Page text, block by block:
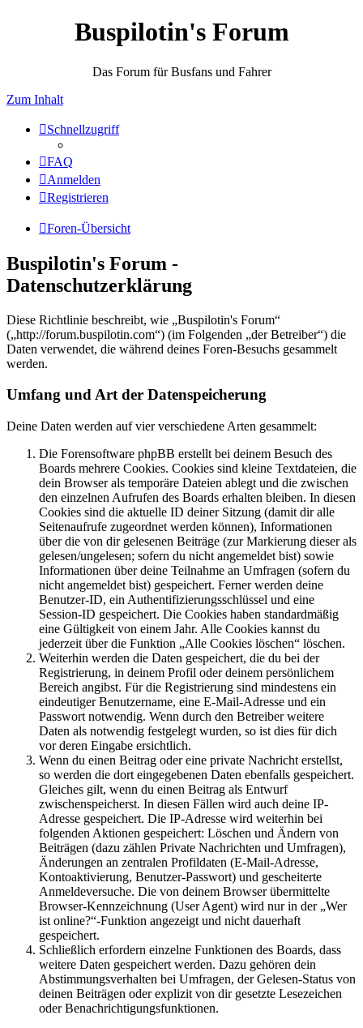
Buspilotin's Forum
Das Forum für Busfans und Fahrer
Zum Inhalt
Schnellzugriff
FAQ
Anmelden
Registrieren
Foren-Übersicht
Buspilotin's Forum -
Datenschutzerklärung
Diese Richtlinie beschreibt, wie „Buspilotin's Forum“
(„http://forum.buspilotin.com“) (im Folgenden „der Betreiber“) die
Daten verwendet, die während deines Foren-Besuchs gesammelt
werden.
Umfang und Art der Datenspeicherung
Deine Daten werden auf vier verschiedene Arten gesammelt:
Die Forensoftware phpBB erstellt bei deinem Besuch des
Boards mehrere Cookies. Cookies sind kleine Textdateien, die
dein Browser als temporäre Dateien ablegt und die zwischen
den einzelnen Aufrufen des Boards erhalten bleiben. In diesen
Cookies sind die aktuelle ID deiner Sitzung (damit dir alle
Seitenaufrufe zugeordnet werden können), Informationen
über die von dir gelesenen Beiträge (zur Markierung dieser als
gelesen/ungelesen; sofern du nicht angemeldet bist) sowie
Informationen über deine Teilnahme an Umfragen (sofern du
nicht angemeldet bist) gespeichert. Ferner werden deine
Benutzer-ID, ein Authentifizierungsschlüssel und eine
Session-ID gespeichert. Die Cookies haben standardmäßig
eine Gültigkeit von einem Jahr. Alle Cookies kannst du
jederzeit über die Funktion „Alle Cookies löschen“ löschen.
Weiterhin werden die Daten gespeichert, die du bei der
Registrierung, in deinem Profil oder deinem persönlichem
Bereich angibst. Für die Registrierung sind mindestens ein
eindeutiger Benutzername, eine E-Mail-Adresse und ein
Passwort notwendig. Wenn durch den Betreiber weitere
Daten als notwendig festgelegt wurden, so ist dies für dich
vor deren Eingabe ersichtlich.
Wenn du einen Beitrag oder eine private Nachricht erstellst,
so werden die dort eingegebenen Daten ebenfalls gespeichert.
Gleiches gilt, wenn du einen Beitrag als Entwurf
zwischenspeicherst. In diesen Fällen wird auch deine IP-
Adresse gespeichert. Die IP-Adresse wird weiterhin bei
folgenden Aktionen gespeichert: Löschen und Ändern von
Beiträgen (dazu zählen Private Nachrichten und Umfragen),
Änderungen an zentralen Profildaten (E-Mail-Adresse,
Kontoaktivierung, Benutzer-Passwort) und gescheiterte
Anmeldeversuche. Die von deinem Browser übermittelte
Browser-Kennzeichnung (User Agent) wird nur in der „Wer
ist online?“-Funktion angezeigt und nicht dauerhaft
gespeichert.
Schließlich erfordern einzelne Funktionen des Boards, dass
weitere Daten gespeichert werden. Dazu gehören dein
Abstimmungsverhalten bei Umfragen, der Gelesen-Status von
deinen Beiträgen oder explizit von dir gesetzte Lesezeichen
oder Benachrichtigungsfunktionen.